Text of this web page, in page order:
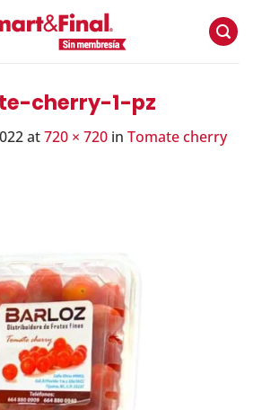
cherry-1-pz
at720 × 720 in Tomate cherry